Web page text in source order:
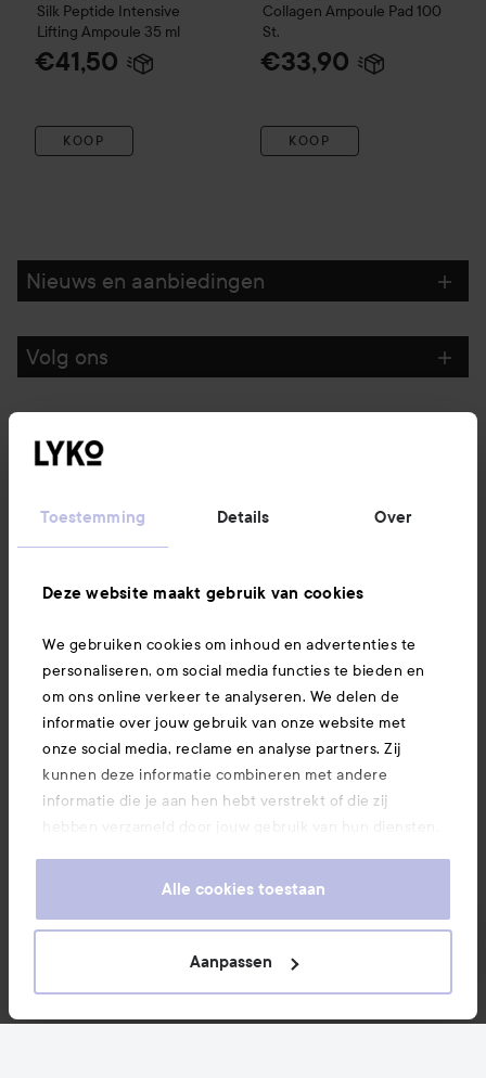
Toestemming Details Over
Deze website maakt gebruik van cookies
We gebruiken cookies om inhoud en advertenties te
personaliseren, om social media functies te bieden en
om ons online verkeer te analyseren. We delen de
informatie over jouw gebruik van onze website met
onze social media, reclame en analyse partners. Zij
kunnen deze informatie combineren met andere
informatie die je aan hen hebt verstrekt of die zij
hebben verzameld door jouw gebruik van hun diensten.
website te blijven gebruiken. Voor meer informatie over
je graag door naar ons cookiebeleid.
Alle cookies toestaan
Aanpassen
Silk Peptide Intensive
Lifting Ampoule 35 ml
€41,50
KOOP
Collagen Ampoule Pad 100
St.
€33,90
KOOP
Nieuws en aanbiedingen
Volg ons
Informatie
Ook interessant
Download hier onze app
Copyright 2026